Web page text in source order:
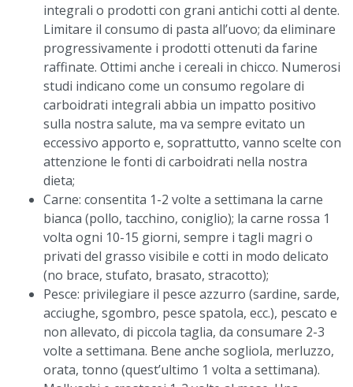
integrali o prodotti con grani antichi cotti al dente.
Limitare il consumo di pasta all’uovo; da eliminare
progressivamente i prodotti ottenuti da farine
raffinate. Ottimi anche i cereali in chicco. Numerosi
studi indicano come un consumo regolare di
carboidrati integrali abbia un impatto positivo
sulla nostra salute, ma va sempre evitato un
eccessivo apporto e, soprattutto, vanno scelte con
attenzione le fonti di carboidrati nella nostra
dieta;
Carne: consentita 1-2 volte a settimana la carne
bianca (pollo, tacchino, coniglio); la carne rossa 1
volta ogni 10-15 giorni, sempre i tagli magri o
privati del grasso visibile e cotti in modo delicato
(no brace, stufato, brasato, stracotto);
Pesce: privilegiare il pesce azzurro (sardine, sarde,
acciughe, sgombro, pesce spatola, ecc.), pescato e
non allevato, di piccola taglia, da consumare 2-3
volte a settimana. Bene anche sogliola, merluzzo,
orata, tonno (quest’ultimo 1 volta a settimana).